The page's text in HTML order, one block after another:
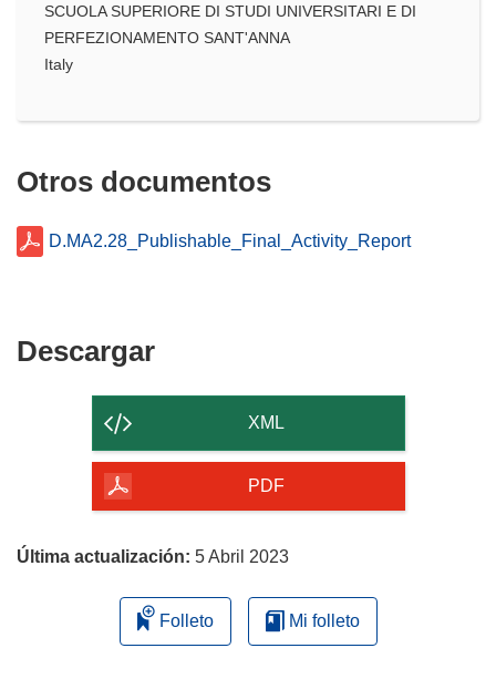
SCUOLA SUPERIORE DI STUDI UNIVERSITARI E DI
PERFEZIONAMENTO SANT'ANNA
Italy
Otros documentos
D.MA2.28_Publishable_Final_Activity_Report
DescargarDescargar
contenido
de
página
XML
PDF
Última actualización: 5 Abril 2023
Folleto Mi folleto